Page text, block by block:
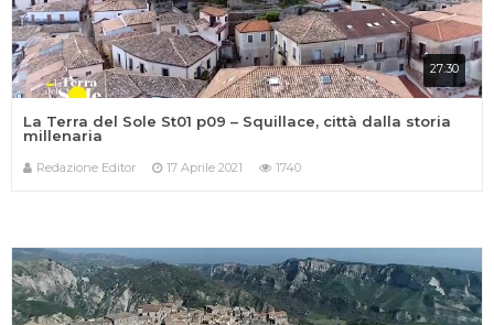
27:30
La Terra del Sole St01 p09 – Squillace, città dalla storia
millenaria
Redazione Editor 17 Aprile 2021 1740